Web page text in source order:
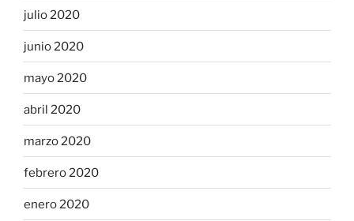
julio 2020
junio 2020
mayo 2020
abril 2020
marzo 2020
febrero 2020
enero 2020